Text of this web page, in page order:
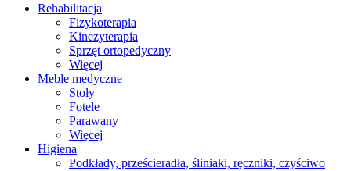
Rehabilitacja
Fizykoterapia
Kinezyterapia
Sprzęt ortopedyczny
Więcej
Meble medyczne
Stoły
Fotele
Parawany
Więcej
Higiena
Podkłady, prześcieradła, śliniaki, ręczniki, czyściwo